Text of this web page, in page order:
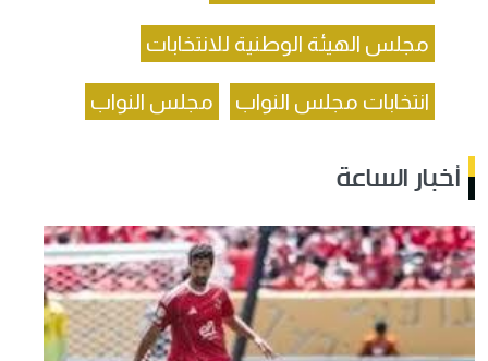
مجلس الهيئة الوطنية للانتخابات
انتخابات مجلس النواب مجلس النواب
أخبار الساعة